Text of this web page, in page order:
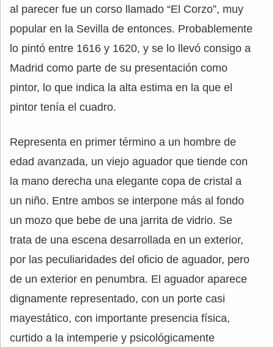
al parecer fue un corso llamado “El Corzo”, muy
popular en la Sevilla de entonces. Probablemente
lo pintó entre 1616 y 1620, y se lo llevó consigo a
Madrid como parte de su presentación como
pintor, lo que indica la alta estima en la que el
pintor tenía el cuadro.
Representa en primer término a un hombre de
edad avanzada, un viejo aguador que tiende con
la mano derecha una elegante copa de cristal a
un niño. Entre ambos se interpone más al fondo
un mozo que bebe de una jarrita de vidrio. Se
trata de una escena desarrollada en un exterior,
por las peculiaridades del oficio de aguador, pero
de un exterior en penumbra. El aguador aparece
dignamente representado, con un porte casi
mayestático, con importante presencia física,
curtido a la intemperie y psicológicamente